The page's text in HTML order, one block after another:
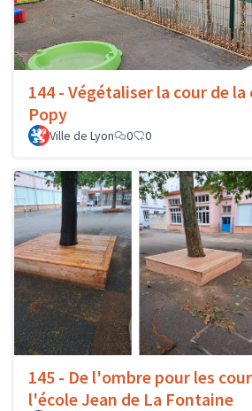
144 - Végétaliser la cour de la
Popy
Ville de Lyon 0 0
145 - De l'ombre pour les
l'école Jean de La Fontaine